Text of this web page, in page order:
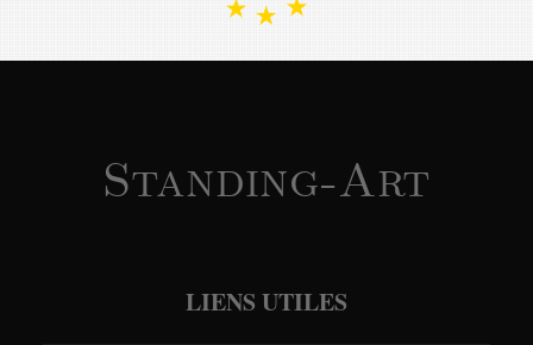
Standing-Art
LIENS UTILES